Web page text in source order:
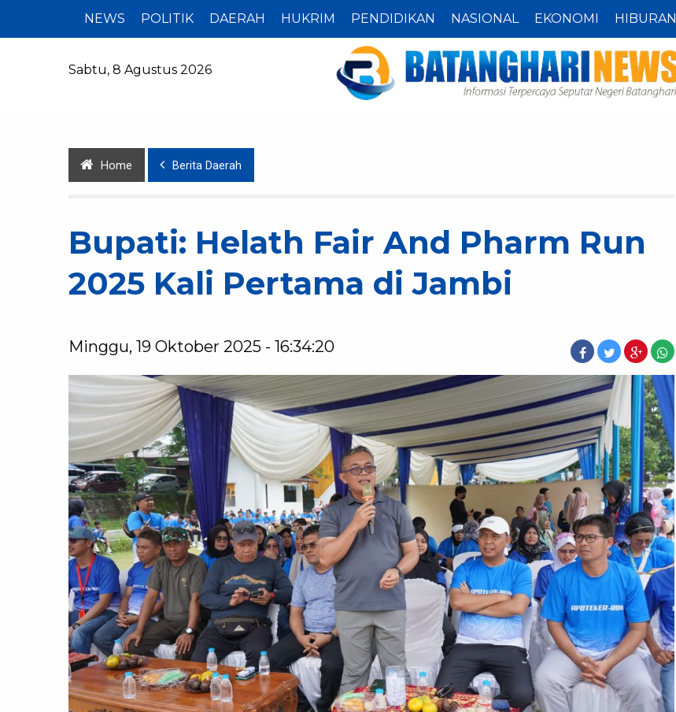
NEWS POLITIK DAERAH HUKRIM PENDIDIKAN NASIONAL EKONOMI HIBURAN
Sabtu, 8 Agustus 2026
Home Berita Daerah
Bupati: Helath Fair And Pharm Run
2025 Kali Pertama di Jambi
Minggu, 19 Oktober 2025 - 16:34:20